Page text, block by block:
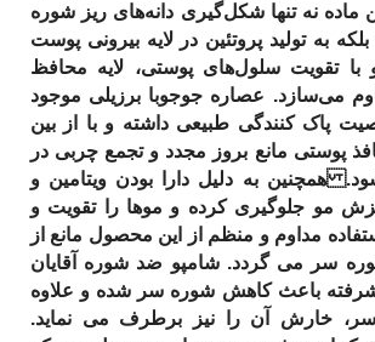
نه تنها شکل‌گیری دانه‌های ریز شوره
به تولید پروتئین در لایه‌ بیرونی پوست
تقویت سلول‌های پوستی، لایه‌ محافظ
می‌سازد. عصاره جوجوبا برزیلی موجود
پاک کنندگی طبیعی داشته و با از بین
پوستی مانع بروز مجدد و تجمع چربی در
همچنین به دلیل دارا بودن ویتامین و
مو جلوگیری کرده و موها را تقویت و
مداوم و منظم از این محصول مانع از
سر می گردد. شامپو ضد شوره آقایان
باعث کاهش شوره سر شده و علاوه
خارش آن را نیز برطرف می نماید.